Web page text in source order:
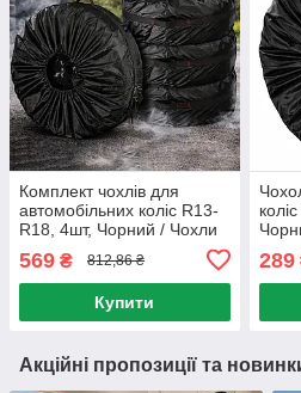
Комплект чохлів для
автомобільних коліс R13-
R18, 4шт, Чорний / Чохли
запаску / Захисні чохли
для шин
569 ₴ 812,86 ₴
Купити
289
Акційні пропозиції та